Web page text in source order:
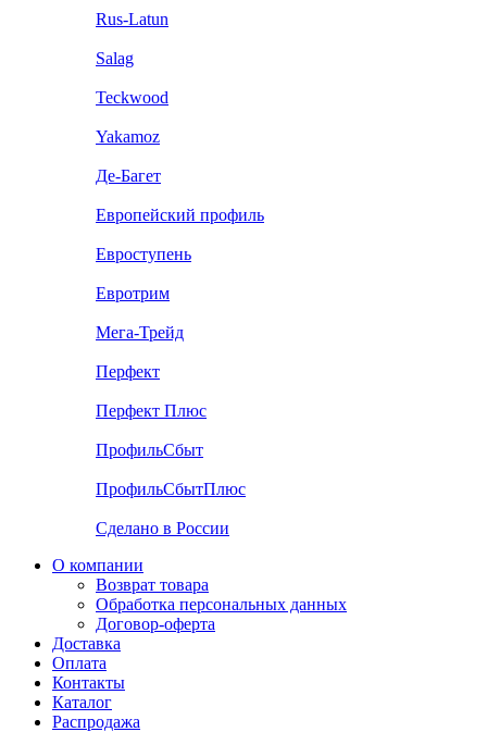
Rus-Latun
Salag
Teckwood
Yakamoz
Де-Багет
Европейский профиль
Евроступень
Евротрим
Мега-Трейд
Перфект
Перфект Плюс
ПрофильСбыт
ПрофильСбытПлюс
Сделано в России
О компании
Возврат товара
Обработка персональных данных
Договор-оферта
Доставка
Оплата
Контакты
Каталог
Распродажа